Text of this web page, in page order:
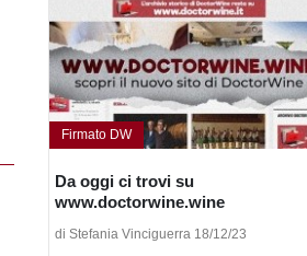
Firmato DW
Da oggi ci trovi su
www.doctorwine.wine
di Stefania Vinciguerra 18/12/23